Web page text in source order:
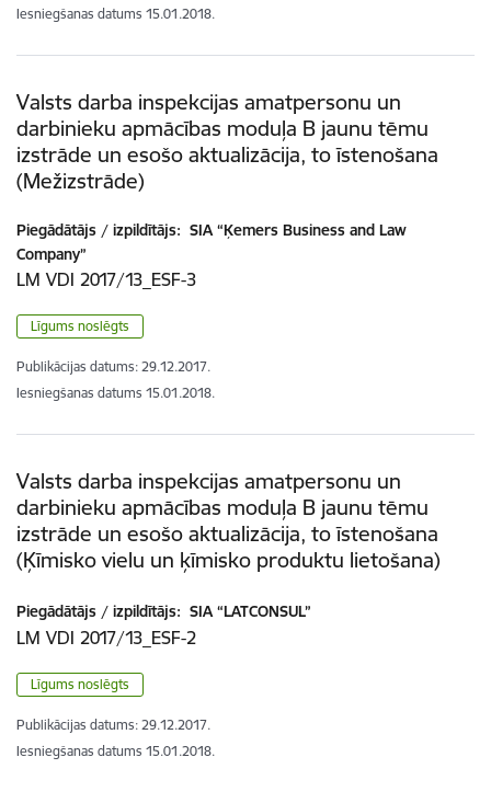
Iesniegšanas datums 15.01.2018.
Valsts darba inspekcijas amatpersonu un
darbinieku apmācības moduļa B jaunu tēmu
izstrāde un esošo aktualizācija, to īstenošana
(Mežizstrāde)
Piegādātājs / izpildītājs: SIA “Ķemers Business and Law
Company”
LM VDI 2017/13_ESF-3
Līgums noslēgts
Publikācijas datums: 29.12.2017.
Iesniegšanas datums 15.01.2018.
Valsts darba inspekcijas amatpersonu un
darbinieku apmācības moduļa B jaunu tēmu
izstrāde un esošo aktualizācija, to īstenošana
(Ķīmisko vielu un ķīmisko produktu lietošana)
Piegādātājs / izpildītājs: SIA “LATCONSUL”
LM VDI 2017/13_ESF-2
Līgums noslēgts
Publikācijas datums: 29.12.2017.
Iesniegšanas datums 15.01.2018.